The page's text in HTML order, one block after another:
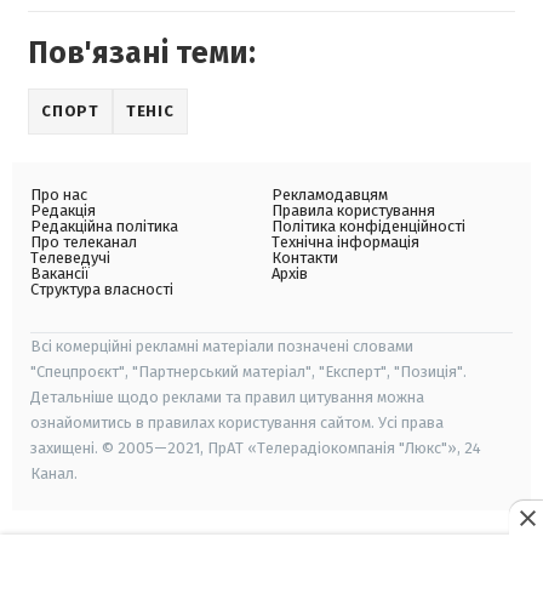
Пов'язані теми:
СПОРТ ТЕНІС
Про нас
Редакція
Редакційна політика
Про телеканал
Телеведучі
Вакансії
Структура власності
Рекламодавцям
Правила користування
Політика конфіденційності
Технічна інформація
Контакти
Архів
Всі комерційні рекламні матеріали позначені словами
"Спецпроєкт", "Партнерський матеріал", "Експерт", "Позиція".
Детальніше щодо реклами та правил цитування можна
ознайомитись в правилах користування сайтом. Усі права
захищені. © 2005—2021, ПрАТ «Телерадіокомпанія "Люкс"», 24
Канал.